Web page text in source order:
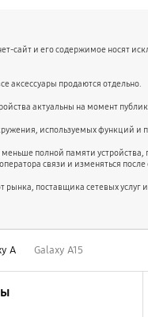
сайт и его содержимое носят
аксессуары продаются отдельно.
актуальны на момент
используемых
полной памяти
связи и изменяться
рынка, поставщика сетевых
A Galaxy A15